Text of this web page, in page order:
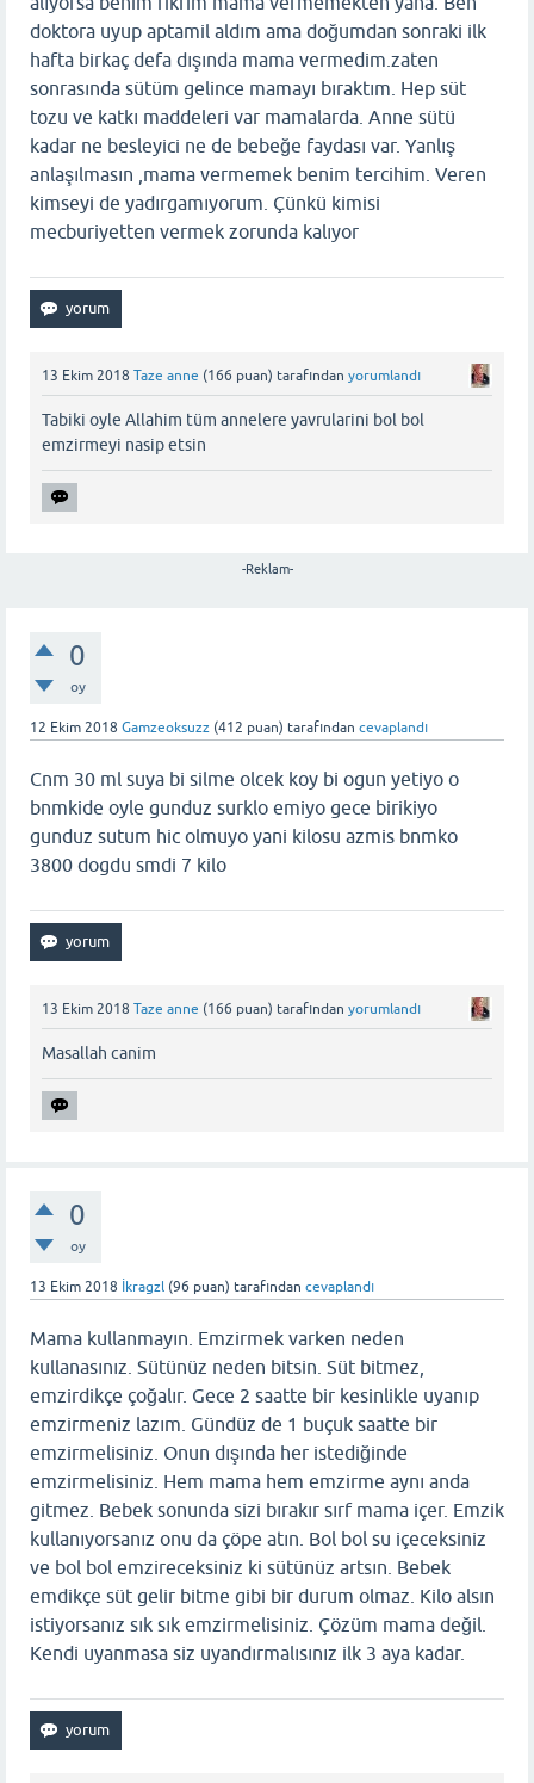
doktora uyup aptamil aldım ama doğumdan sonraki ilk
hafta birkaç defa dışında mama vermedim.zaten
sonrasında sütüm gelince mamayı bıraktım. Hep süt
tozu ve katkı maddeleri var mamalarda. Anne sütü
kadar ne besleyici ne de bebeğe faydası var. Yanlış
anlaşılmasın ,mama vermemek benim tercihim. Veren
kimseyi de yadırgamıyorum. Çünkü kimisi
mecburiyetten vermek zorunda kalıyor
13 Ekim 2018 Taze anne (166 puan) tarafından yorumlandı
Tabiki oyle Allahim tüm annelere yavrularini bol bol
emzirmeyi nasip etsin
-Reklam-
0
oy
12 Ekim 2018 Gamzeoksuzz (412 puan) tarafından cevaplandı
Cnm 30 ml suya bi silme olcek koy bi ogun yetiyo o
bnmkide oyle gunduz surklo emiyo gece birikiyo
gunduz sutum hic olmuyo yani kilosu azmis bnmko
3800 dogdu smdi 7 kilo
13 Ekim 2018 Taze anne (166 puan) tarafından yorumlandı
Masallah canim
0
oy
13 Ekim 2018 İkragzl (96 puan) tarafından cevaplandı
Mama kullanmayın. Emzirmek varken neden
kullanasınız. Sütünüz neden bitsin. Süt bitmez,
emzirdikçe çoğalır. Gece 2 saatte bir kesinlikle uyanıp
emzirmeniz lazım. Gündüz de 1 buçuk saatte bir
emzirmelisiniz. Onun dışında her istediğinde
emzirmelisiniz. Hem mama hem emzirme aynı anda
gitmez. Bebek sonunda sizi bırakır sırf mama içer. Emzik
kullanıyorsanız onu da çöpe atın. Bol bol su içeceksiniz
ve bol bol emzireceksiniz ki sütünüz artsın. Bebek
emdikçe süt gelir bitme gibi bir durum olmaz. Kilo alsın
istiyorsanız sık sık emzirmelisiniz. Çözüm mama değil.
Kendi uyanmasa siz uyandırmalısınız ilk 3 aya kadar.